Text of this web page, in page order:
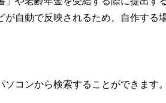
自動で反映されるため、自作する
コンから検索することができます。